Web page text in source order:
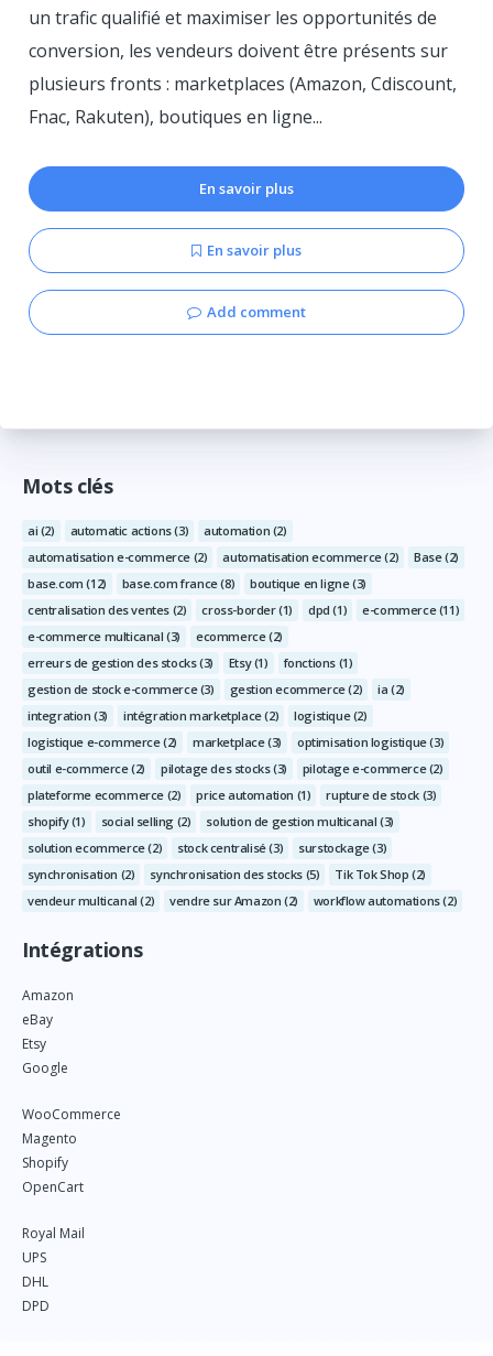
un trafic qualifié et maximiser les opportunités de
conversion, les vendeurs doivent être présents sur
plusieurs fronts : marketplaces (Amazon, Cdiscount,
Fnac, Rakuten), boutiques en ligne...
En savoir plus
En savoir plus
Add comment
Mots clés
ai (2) automatic actions(3) automation (2)
automatisation e-commerce (2) automatisation ecommerce(2) Base(2)
base.com (12) base.com france(8) boutique en ligne(3)
centralisation des ventes (2) cross-border(1) dpd (1) e-commerce(11)
e-commerce multicanal (3) ecommerce(2)
erreurs de gestion des stocks(3) Etsy(1) fonctions (1)
gestion de stock e-commerce(3) gestion ecommerce(2) ia (2)
integration (3) intégration marketplace(2) logistique(2)
logistique e-commerce(2) marketplace(3) optimisation logistique(3)
outil e-commerce(2) pilotage des stocks(3) pilotage e-commerce(2)
plateforme ecommerce (2) price automation (1) rupture de stock (3)
shopify(1) social selling (2) solution de gestion multicanal (3)
solution ecommerce(2) stock centralisé(3) surstockage(3)
synchronisation (2) synchronisation des stocks (5) Tik Tok Shop (2)
vendeur multicanal (2) vendre sur Amazon (2) workflow automations(2)
Intégrations
Amazon
eBay
Etsy
Google
WooCommerce
Magento
Shopify
OpenCart
Royal Mail
UPS
DHL
DPD